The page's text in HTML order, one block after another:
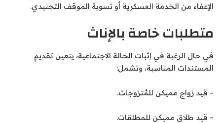
الإعفاء من الخدمة العسكرية أو تسوية الموقف التجنيدي.
متطلبات خاصة بالإناث
في حال الرغبة في إثبات الحالة الاجتماعية، يتعين تقديم
المستندات المناسبة، وتشمل:
– قيد زواج مميكن للمُتزوجات.
– قيد طلاق مميكن للمطلقات.